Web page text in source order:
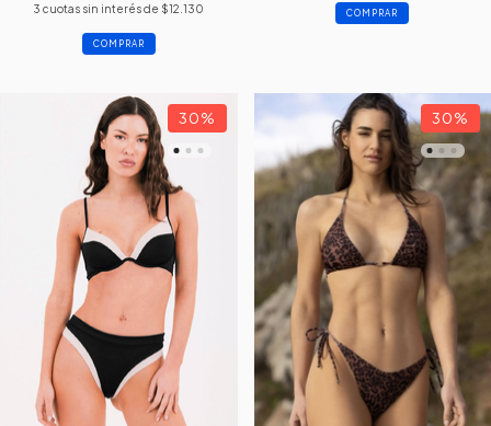
3 cuotas sin interés de $12.130
COMPRAR
COMPRAR
30% 30%